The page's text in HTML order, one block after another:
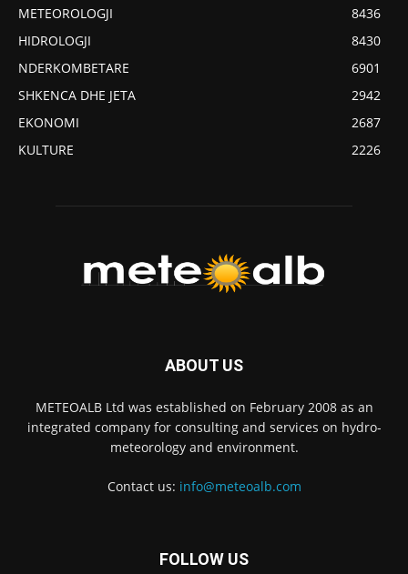
METEOROLOGJI
8436
HIDROLOGJI
8430
NDERKOMBETARE
6901
SHKENCA DHE JETA
2942
EKONOMI
2687
KULTURE
2226
ABOUT US
METEOALB Ltd was established on February 2008 as an
integrated company for consulting and services on hydro-
meteorology and environment.
Contact us: info@meteoalb.com
FOLLOW US